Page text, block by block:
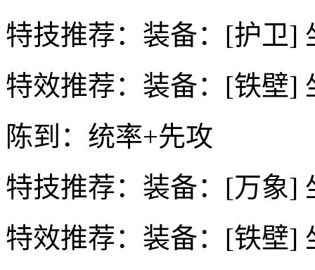
特技推荐：装备：[护卫]
特效推荐：装备：[铁壁]
陈到：统率+先攻
特技推荐：装备：[万象]
特效推荐：装备：[铁壁]